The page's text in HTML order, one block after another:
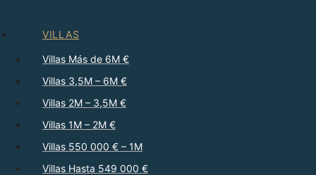
VILLAS
Villas Más de 6M €
Villas 3,5M – 6M €
Villas 2M – 3,5M €
Villas 1M – 2M €
Villas 550 000 € – 1M
Villas Hasta 549 000 €